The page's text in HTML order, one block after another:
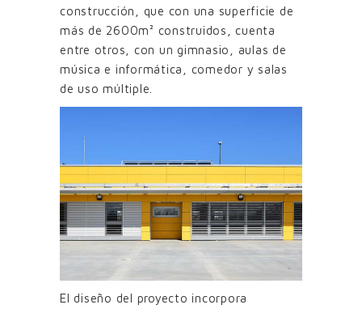
construcción, que con una superficie de
más de 2600m² construidos, cuenta
entre otros, con un gimnasio, aulas de
música e informática, comedor y salas
de uso múltiple.
El diseño del proyecto incorpora